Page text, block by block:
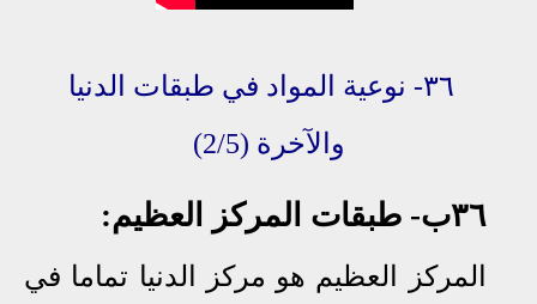
٣٦-
نوعية المواد في طبقات الدنيا
والآخرة (2/5)
٣٦ب - طبقات المركز العظيم:
المركز العظيم هو مركز الدنيا تماما في